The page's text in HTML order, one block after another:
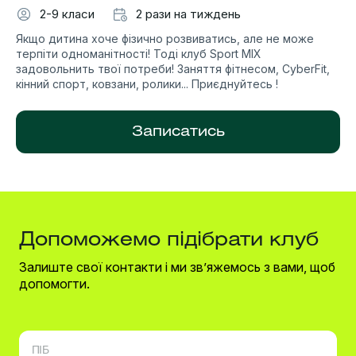
2-9 класи
2 рази на тиждень
Якщо дитина хоче фізично розвиватись, але не може
терпіти одноманітності! Тоді клуб Sport MIX
задовольнить твої потреби! Заняття фітнесом, CyberFit,
кінний спорт, ковзани, ролики... Приєднуйтесь !
Записатись
Допоможемо підібрати клуб
Залиште свої контакти і ми зв’яжемось з вами, щоб
допомогти.